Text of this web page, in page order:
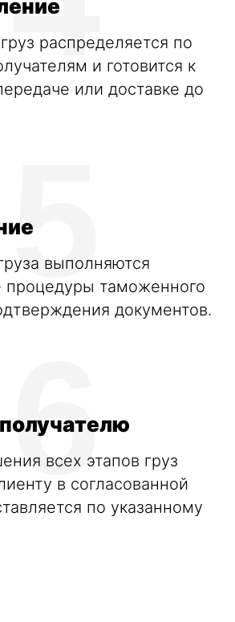
распределяется по
и готовится к
или доставке до
выполняются
таможенного
документов.
5
всех этапов груз
в согласованной
по указанному
6